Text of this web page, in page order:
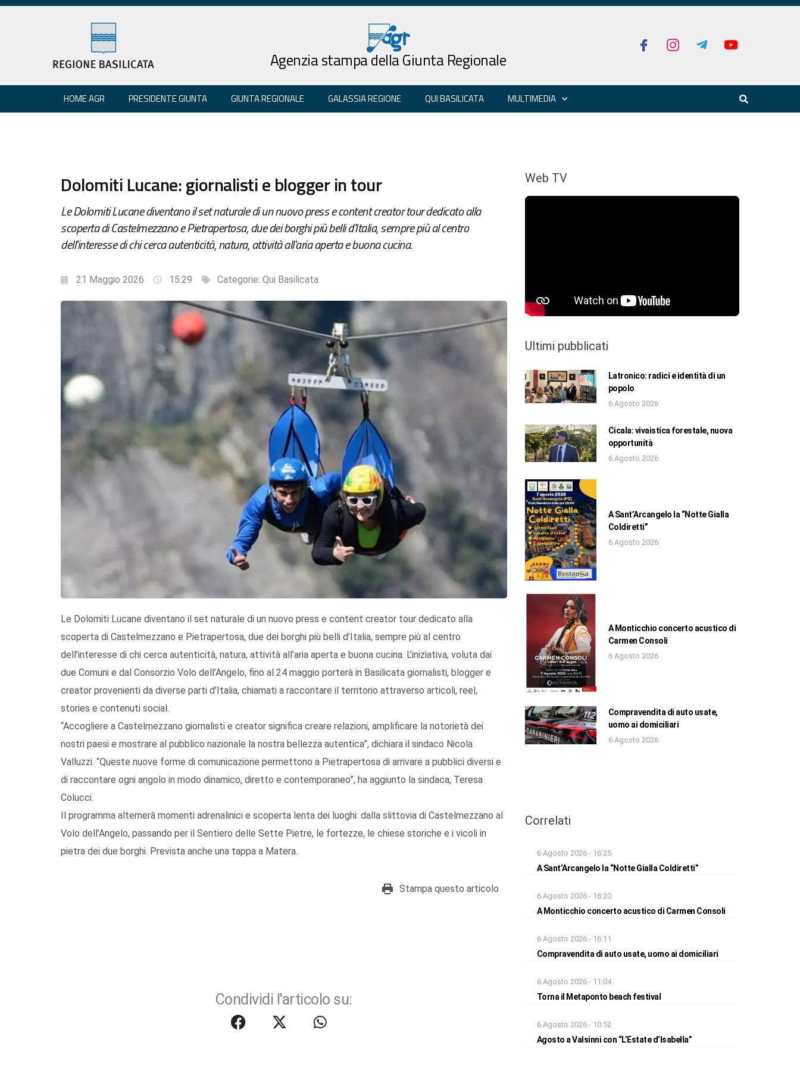
Agenzia stampa della Giunta Regionale
HOME AGR PRESIDENTE GIUNTA GIUNTA REGIONALE GALASSIA REGIONE QUI BASILICATA MULTIMEDIA
Dolomiti Lucane: giornalisti e blogger in tour
Le Dolomiti Lucane diventano il set naturale di un nuovo press e content creator tour dedicato alla
scoperta di Castelmezzano e Pietrapertosa, due dei borghi più belli d'Italia, sempre più al centro
dell'interesse di chi cerca autenticità, natura, attività all'aria aperta e buona cucina.
21 Maggio 2026 15:29 Categorie: Qui Basilicata
Le Dolomiti Lucane diventano il set naturale di un nuovo press e content creator tour dedicato alla
scoperta di Castelmezzano e Pietrapertosa, due dei borghi più belli d’Italia, sempre più al centro
dell’interesse di chi cerca autenticità, natura, attività all’aria aperta e buona cucina. L’iniziativa, voluta dai
due Comuni e dal Consorzio Volo dell’Angelo, fino al 24 maggio porterà in Basilicata giornalisti, blogger e
creator provenienti da diverse parti d’Italia, chiamati a raccontare il territorio attraverso articoli, reel,
stories e contenuti social.
“Accogliere a Castelmezzano giornalisti e creator significa creare relazioni, amplificare la notorietà dei
nostri paesi e mostrare al pubblico nazionale la nostra bellezza autentica”, dichiara il sindaco Nicola
Valluzzi. “Queste nuove forme di comunicazione permettono a Pietrapertosa di arrivare a pubblici diversi e
di raccontare ogni angolo in modo dinamico, diretto e contemporaneo”, ha aggiunto la sindaca, Teresa
Colucci.
Il programma alternerà momenti adrenalinici e scoperta lenta dei luoghi: dalla slittovia di Castelmezzano al
Volo dell’Angelo, passando per il Sentiero delle Sette Pietre, le fortezze, le chiese storiche e i vicoli in
pietra dei due borghi. Prevista anche una tappa a Matera.
Stampa questo articolo
Condividi l'articolo su:
Web TV
Ultimi pubblicati
Latronico: radici e identità di un
popolo
6 Agosto 2026
Cicala: vivaistica forestale, nuova
opportunità
6 Agosto 2026
A Sant’Arcangelo la “Notte Gialla
Coldiretti”
6 Agosto 2026
A Monticchio concerto acustico di
Carmen Consoli
6 Agosto 2026
Compravendita di auto usate,
uomo ai domiciliari
6 Agosto 2026
Correlati
6 Agosto 2026 - 16:25
A Sant’Arcangelo la “Notte Gialla Coldiretti”
6 Agosto 2026 - 16:20
A Monticchio concerto acustico di Carmen Consoli
6 Agosto 2026 - 16:11
Compravendita di auto usate, uomo ai domiciliari
6 Agosto 2026 - 11:04
Torna il Metaponto beach festival
6 Agosto 2026 - 10:52
Agosto a Valsinni con “L’Estate d’Isabella”